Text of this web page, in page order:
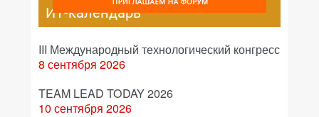
ИТ-календарь
III Международный технологический конгресс
8 сентября 2026
TEAM LEAD TODAY 2026
10 сентября 2026